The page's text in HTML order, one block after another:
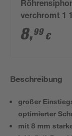
verchromt 1
mm
8,99 €
Beschreibung
großer
optimierter
mit 8 mm